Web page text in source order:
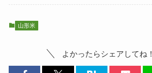
山形米
よかったらシェアしてね！